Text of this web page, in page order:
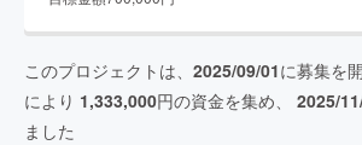
このプロジェクトは、 2025/09/01に募集を
により 1,333,000円の資金を集め、 2025/
ました